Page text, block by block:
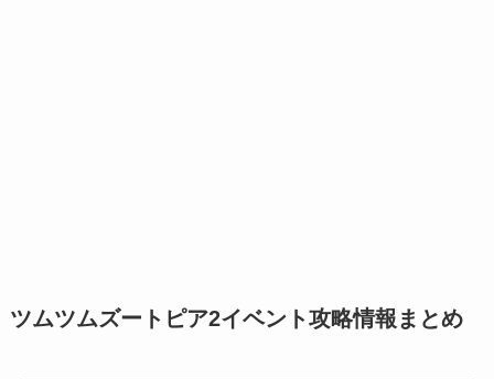
ツムツムズートピア2イベント攻略情報まとめ